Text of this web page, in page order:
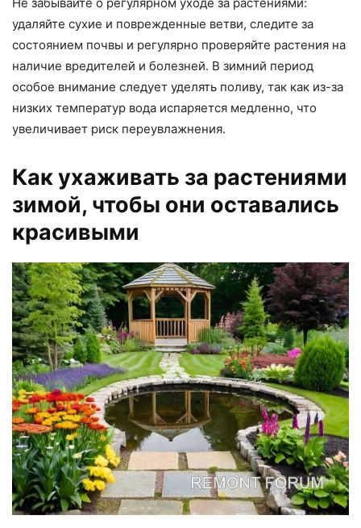
удаляйте сухие и поврежденные ветви, следите за
состоянием почвы и регулярно проверяйте растения на
наличие вредителей и болезней. В зимний период
особое внимание следует уделять поливу, так как из-за
низких температур вода испаряется медленно, что
увеличивает риск переувлажнения.
Как ухаживать за растениями
зимой, чтобы они оставались
красивыми